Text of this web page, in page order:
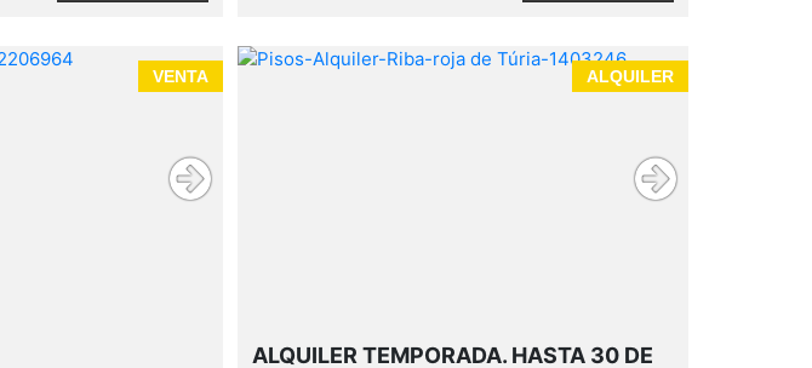
VENTA ALQUILER
ALQUILER TEMPORADA. HASTA 30 DE